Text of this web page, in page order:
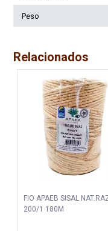
Peso
Relacionados
FIO APAEB SISAL
200/1 180M